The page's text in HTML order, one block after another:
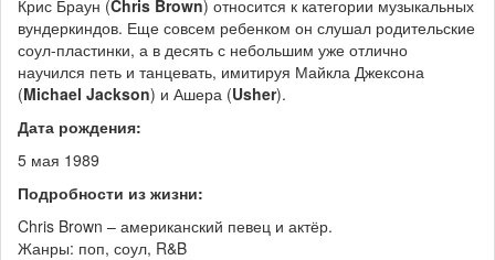
Крис Браун (Chris Brown) относится к категории музыкальных
вундеркиндов. Еще совсем ребенком он слушал родительские
соул-пластинки, а в десять с небольшим уже отлично
научился петь и танцевать, имитируя Майкла Джексона
(Michael Jackson) и Ашера (Usher).
Дата рождения:
5 мая 1989
Подробности из жизни:
Chris Brown – американский певец и актёр.
Жанры: поп, соул, R&B